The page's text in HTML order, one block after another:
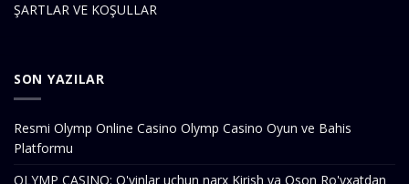
ŞARTLAR VE KOŞULLAR
SON YAZILAR
Resmi Olymp Online Casino Olymp Casino Oyun ve Bahis
Platformu
OLYMP CASINO: O'yinlar uchun narx Kirish va Oson Ro'yxatdan